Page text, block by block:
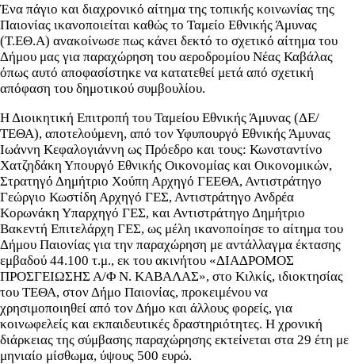
Ένα πάγιο και διαχρονικό αίτημα της τοπικής κοινωνίας της
Παιονίας ικανοποιείται καθώς το Ταμείο Εθνικής Άμυνας
(Τ.ΕΘ.Α) ανακοίνωσε πως κάνει δεκτό το σχετικό αίτημα του
Δήμου μας για παραχώρηση του αεροδρομίου Νέας Καβάλας
όπως αυτό αποφασίστηκε να κατατεθεί μετά από σχετική
απόφαση του δημοτικού συμβουλίου.
Η Διοικητική Επιτροπή του Ταμείου Εθνικής Άμυνας (ΔΕ/
ΤΕΘΑ), αποτελούμενη, από τον Υφυπουργό Εθνικής Άμυνας
Ιωάννη Κεφαλογιάννη ως Πρόεδρο και τους: Κωνσταντίνο
Χατζηδάκη Υπουργό Εθνικής Οικονομίας και Οικονομικών,
Στρατηγό Δημήτριο Χούπη Αρχηγό ΓΕΕΘΑ, Αντιστράτηγο
Γεώργιο Κωστίδη Αρχηγό ΓΕΣ, Αντιστράτηγο Ανδρέα
Κορωνάκη Υπαρχηγό ΓΕΣ, και Αντιστράτηγο Δημήτριο
Βακεντή Επιτελάρχη ΓΕΣ, ως μέλη ικανοποίησε το αίτημα του
Δήμου Παιονίας για την παραχώρηση με αντάλλαγμα έκτασης
εμβαδού 44.100 τ.μ., εκ του ακινήτου «ΔΙΑΔΡΟΜΟΣ
ΠΡΟΣΓΕΙΩΣΗΣ Α/Φ Ν. ΚΑΒΑΛΑΣ», στο Κιλκίς, ιδιοκτησίας
του ΤΕΘΑ, στον Δήμο Παιονίας, προκειμένου να
χρησιμοποιηθεί από τον Δήμο και άλλους φορείς, για
κοινωφελείς και εκπαιδευτικές δραστηριότητες. Η χρονική
διάρκειας της σύμβασης παραχώρησης εκτείνεται στα 29 έτη με
μηνιαίο μίσθωμα, ύψους 500 ευρώ.